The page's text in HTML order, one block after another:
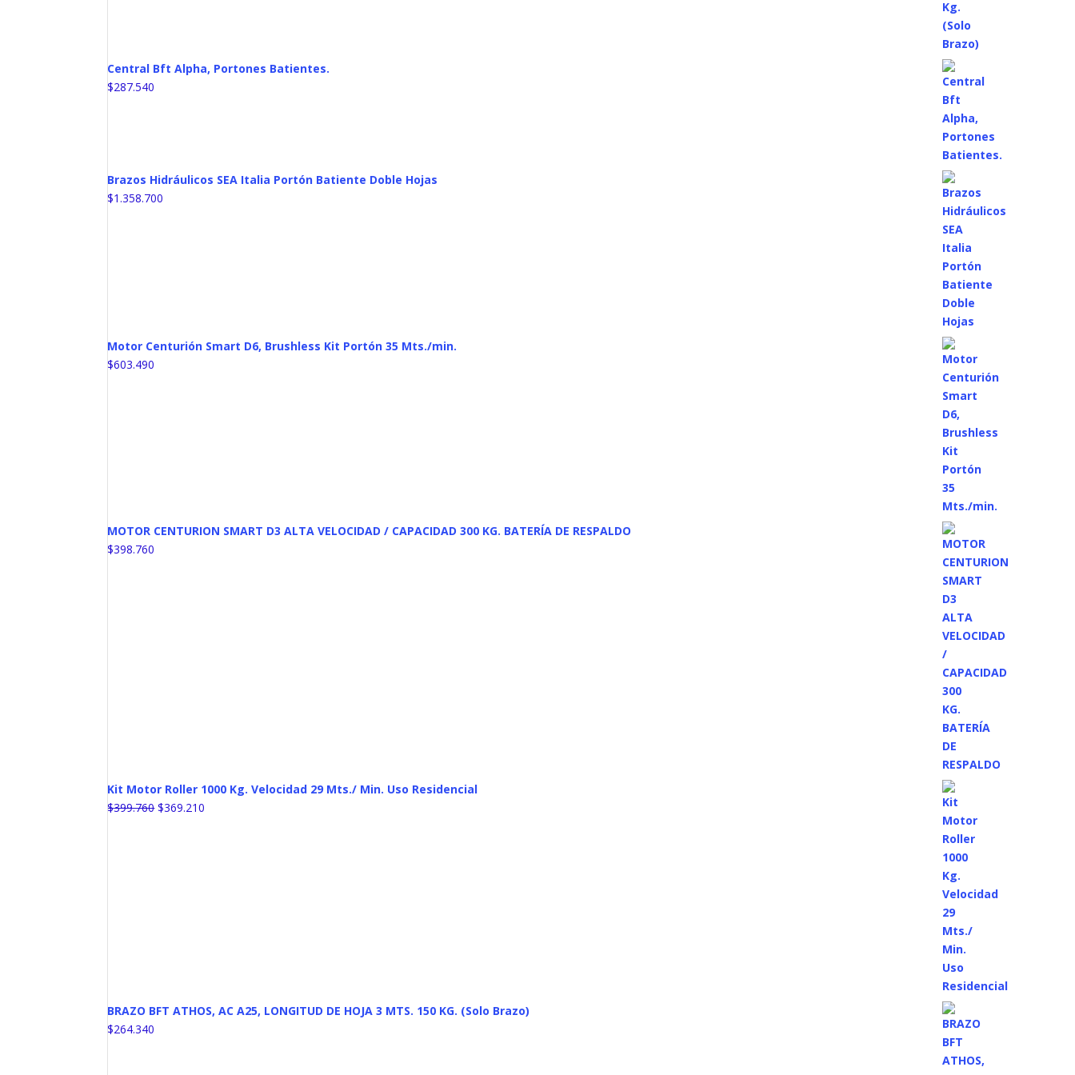
Central Bft Alpha, Portones Batientes.
$287.540
Brazos Hidráulicos SEA Italia Portón Batiente Doble Hojas
$1.358.700
Motor Centurión Smart D6, Brushless Kit Portón 35 Mts./min.
$603.490
MOTOR CENTURION SMART D3 ALTA VELOCIDAD / CAPACIDAD 300 KG. BATERÍA DE RESPALDO
$398.760
Kit Motor Roller 1000 Kg. Velocidad 29 Mts./ Min. Uso Residencial
$399.760El
$369.210
BRAZO BFT ATHOS, AC A25, LONGITUD DE HOJA 3 MTS. 150 KG. (Solo Brazo)
$264.340